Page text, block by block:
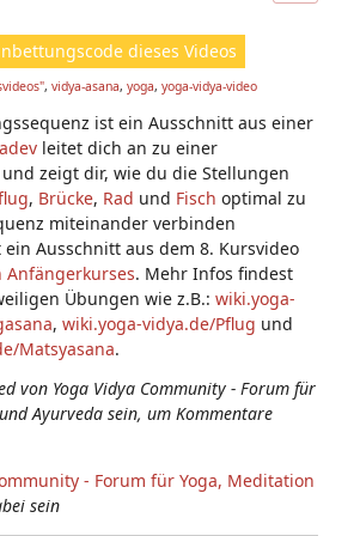
ic
dieses Videos
, vidya-asana, yoga, yoga-vidya-video
ist ein Ausschnitt aus einer
leitet dich an zu einer
zeigt dir, wie du die Stellungen
, Brücke, Rad und Fisch optimal zu
miteinander verbinden
ein Ausschnitt aus dem 8. Kursvideo
Anfängerkurses. Mehr Infos findest
Übungen wie z.B.: wiki.yoga-
, wiki.yoga-vidya.de/Pflug und
Matsyasana.
von Yoga Vidya Community - Forum für
Ayurveda sein, um Kommentare
- Forum für Yoga, Meditation
sein